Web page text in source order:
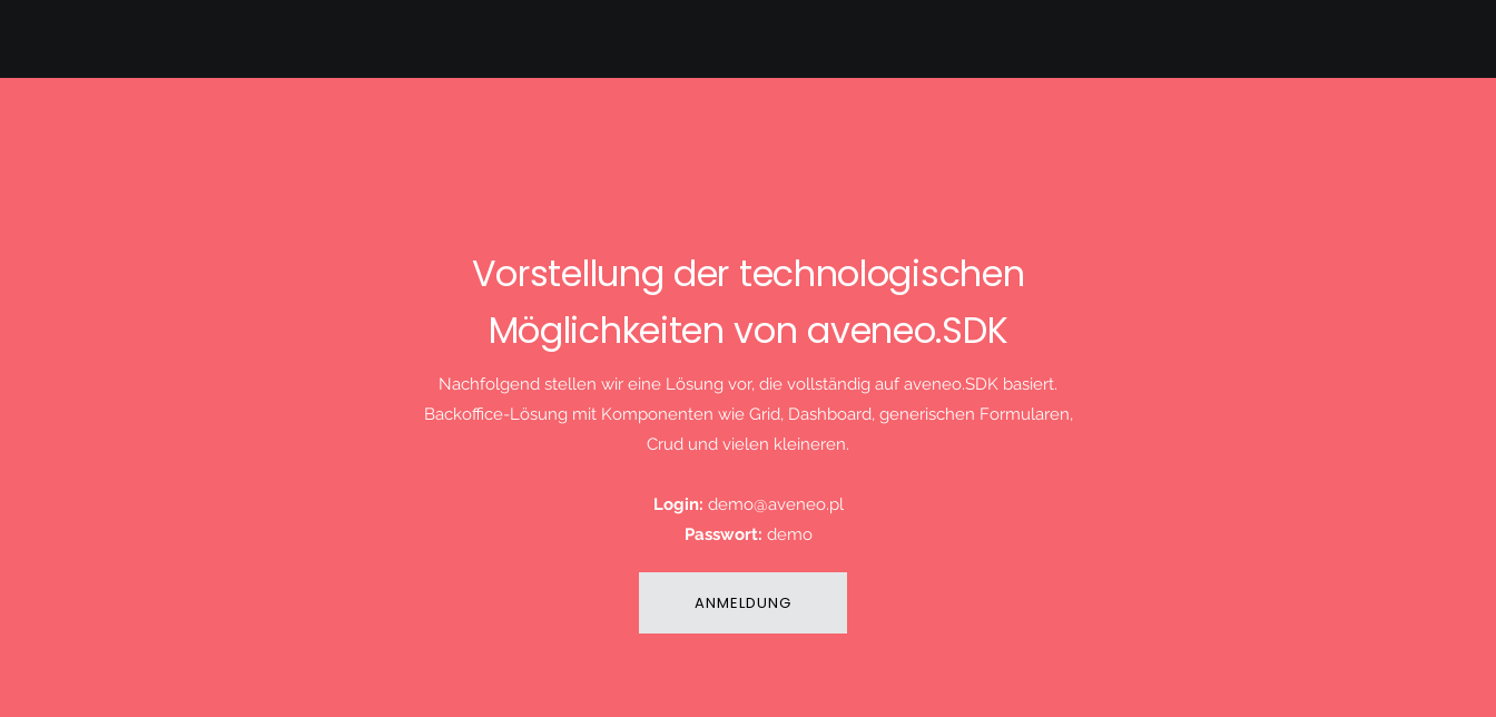
Vorstellung der technologischen
Möglichkeiten von aveneo.SDK
Nachfolgend stellen wir eine Lösung vor, die vollständig auf aveneo.SDK basiert.
Backoffice-Lösung mit Komponenten wie Grid, Dashboard, generischen Formularen,
Crud und vielen kleineren.
Login: demo@aveneo.pl
Passwort: demo
ANMELDUNG